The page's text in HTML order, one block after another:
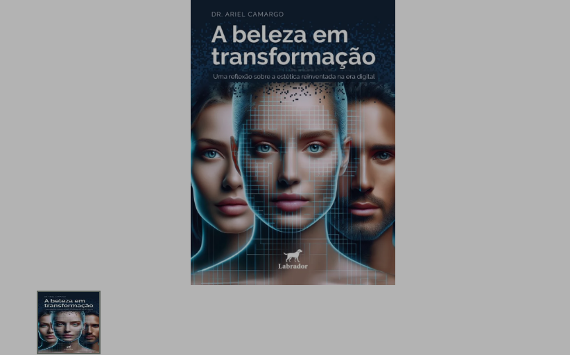
iphone